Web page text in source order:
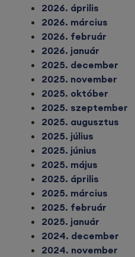
2026. április
2026. március
2026. február
2026. január
2025. december
2025. november
2025. október
2025. szeptember
2025. augusztus
2025. július
2025. június
2025. május
2025. április
2025. március
2025. február
2025. január
2024. december
2024. november